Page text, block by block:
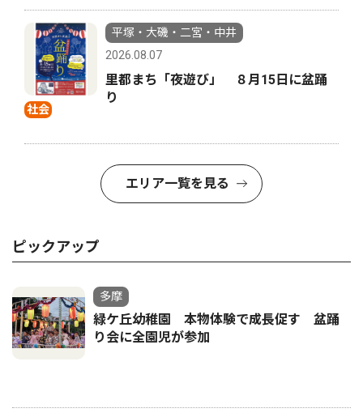
社会
平塚・大磯・二宮・中井
2026.08.07
里都まち「夜遊び」 ８月15日に盆踊
り
エリア一覧を見る
ピックアップ
多摩
緑ケ丘幼稚園 本物体験で成長促す 盆踊
り会に全園児が参加